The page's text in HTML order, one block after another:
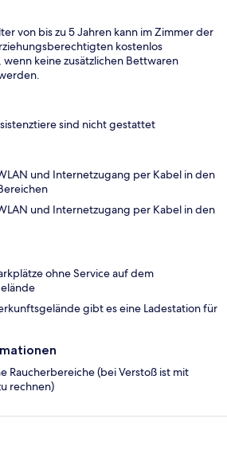
von bis zu 5 Jahren kann im Zimmer der
kostenlos
keine zusätzlichen Bettwaren
sind nicht gestattet
und Internetzugang per Kabel in den
und Internetzugang per Kabel in den
ohne Service auf dem
gibt es eine Ladestation für
Raucherbereiche (bei Verstoß ist mit
rechnen)